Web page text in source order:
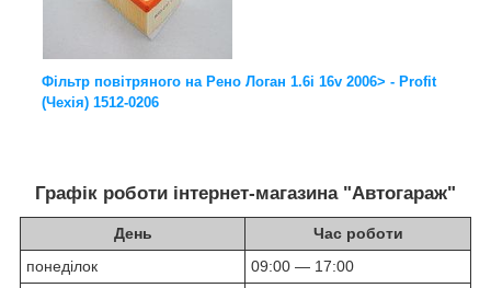
Фільтр повітряного на Рено Логан 1.6i 16v 2006> - Profit
(Чехія) 1512-0206
Графік роботи інтернет-магазина "Автогараж"
День
Час роботи
понеділок
09:00 — 17:00